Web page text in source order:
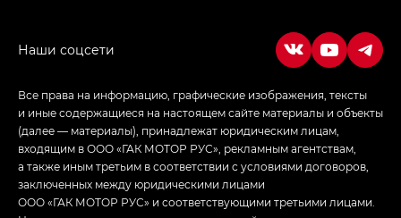
Все права на информацию, графические изображения, тексты
и иные содержащиеся на настоящем сайте материалы и объекты
(далее — материалы), принадлежат юридическим лицам,
входящим в ООО «ГАК МОТОР РУС», рекламным агентствам,
а также иным третьим в соответствии с условиями договоров,
заключенных между юридическими лицами
ООО «ГАК МОТОР РУС» и соответствующими третьими лицами.